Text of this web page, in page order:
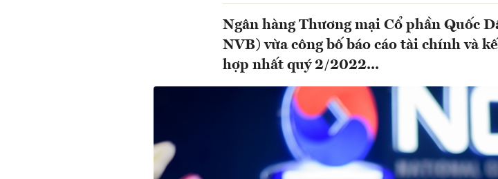
Ngân hàng Thương mại Cổ phần Quốc
NVB) vừa công bố báo cáo tài chính và
hợp nhất quý 2/2022...